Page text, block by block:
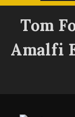
Tom
Amalfi